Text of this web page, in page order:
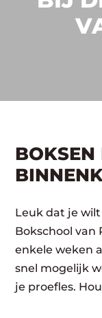
BOKSEN
Leuk dat je
Bokschool van
enkele weken
snel mogelijk
je proefles.